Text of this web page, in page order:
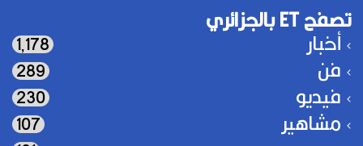
تصفح ET بالجزائري
أخبار 1٬178
فن 289
فيديو 230
مشاهير 107